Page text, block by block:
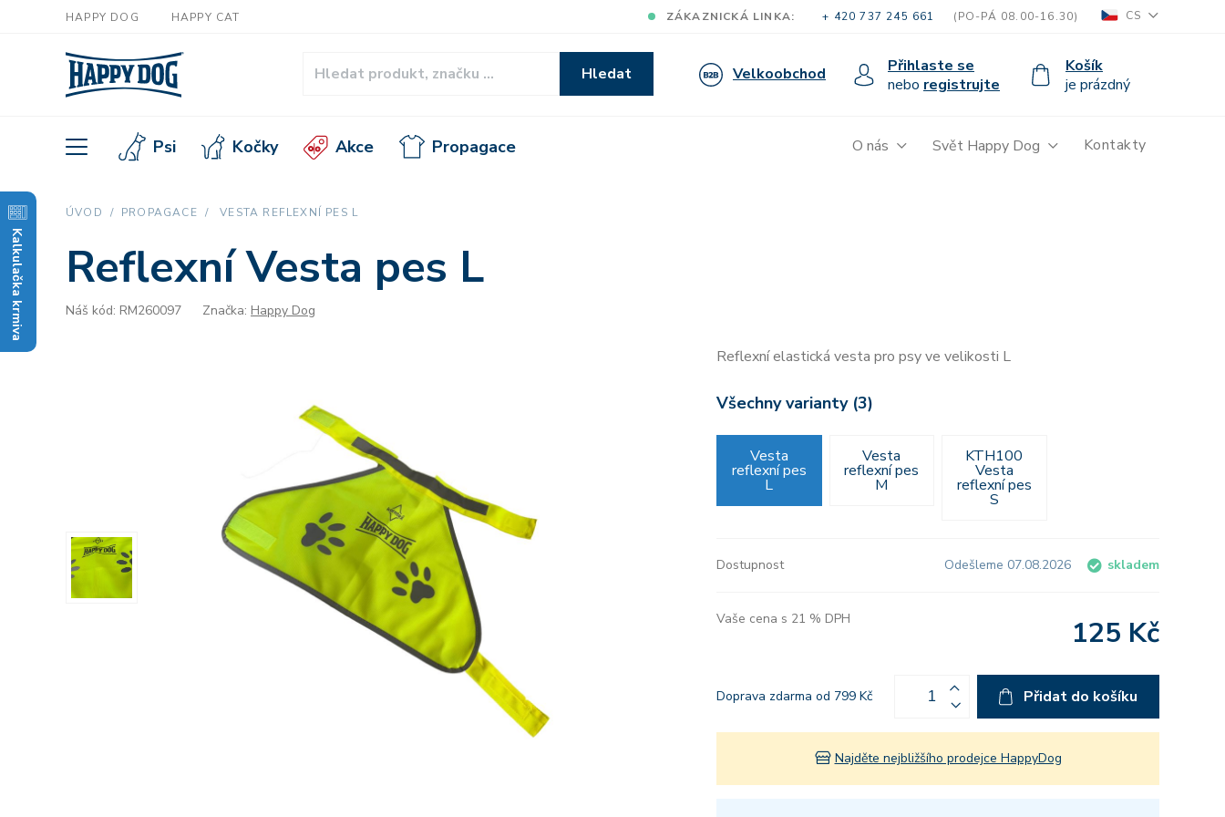
Kalkulačka krmiva
HAPPY DOG HAPPY CAT ZÁKAZNICKÁ LINKA: + 420 737 245 661 (PO-PÁ 08.00-16.30) CS
Hledat Velkoobchod
Přihlaste se
nebo registrujte
Košík
je prázdný
Psi Kočky Akce Propagace O nás Svět Happy Dog Kontakty
ÚVOD PROPAGACE VESTA REFLEXNÍ PES L
Reflexní Vesta pes L
Náš kód: RM260097 Značka: Happy Dog
Reflexní elastická vesta pro psy ve velikosti L
Všechny varianty (3)
Vesta
reflexní pes
L
Vesta
reflexní pes
M
KTH100
Vesta
reflexní pes
S
Dostupnost Odešleme 07.08.2026 skladem
Vaše cena s 21 % DPH 125 Kč
Doprava zdarma od 799 Kč Přidat do košíku
Najděte nejbližšího prodejce HappyDog